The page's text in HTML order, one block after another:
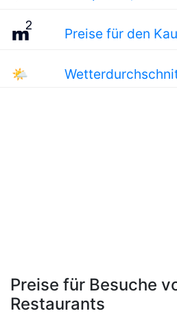
Preise für den
🌤
Preise für Besuche
Restaurants